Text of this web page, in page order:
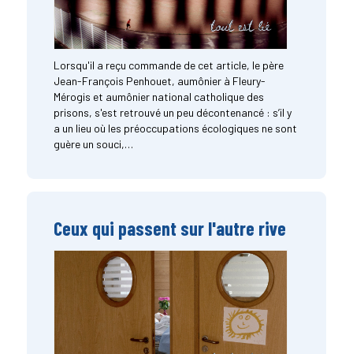
Lorsqu'il a reçu commande de cet article, le père
Jean-François Penhouet, aumônier à Fleury-
Mérogis et aumônier national catholique des
prisons, s'est retrouvé un peu décontenancé : s’il y
a un lieu où les préoccupations écologiques ne sont
guère un souci,…
Ceux qui passent sur l'autre rive